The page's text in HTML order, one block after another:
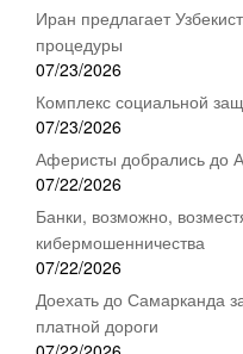
Иран предлагает
процедуры
07/23/2026
Комплекс социальной
07/23/2026
Аферисты добрались до
07/22/2026
Банки, возможно,
кибермошенничества
07/22/2026
Доехать до Самарканда
платной дороги